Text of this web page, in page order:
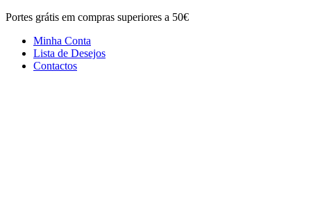
Portes grátis em compras superiores a 50€
Minha Conta
Lista de Desejos
Contactos